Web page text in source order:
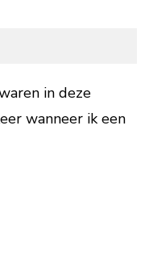
in deze
wanneer ik een